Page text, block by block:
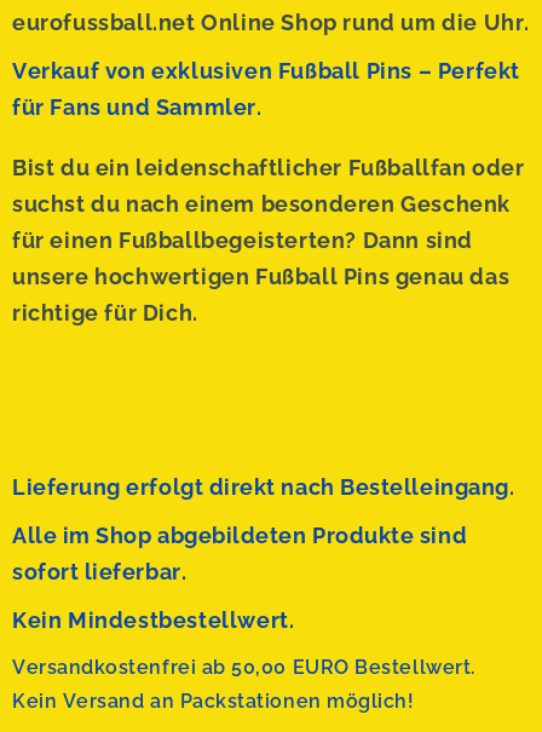
eurofussball.net Online Shop rund um die Uhr.
Verkauf von exklusiven Fußball Pins – Perfekt
für Fans und Sammler.
Bist du ein leidenschaftlicher Fußballfan oder
suchst du nach einem besonderen Geschenk
für einen Fußballbegeisterten? Dann sind
unsere hochwertigen Fußball Pins genau das
richtige für Dich.
Lieferung erfolgt direkt nach Bestelleingang.
Alle im Shop abgebildeten Produkte sind
sofort lieferbar.
Kein Mindestbestellwert.
Versandkostenfrei ab 50,00 EURO Bestellwert.
Kein Versand an Packstationen möglich!